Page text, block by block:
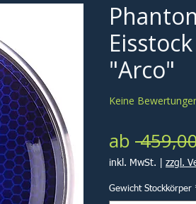
"Arco"
Keine
ab
inkl. MwSt. zzgl.
Gewicht Stockkörper